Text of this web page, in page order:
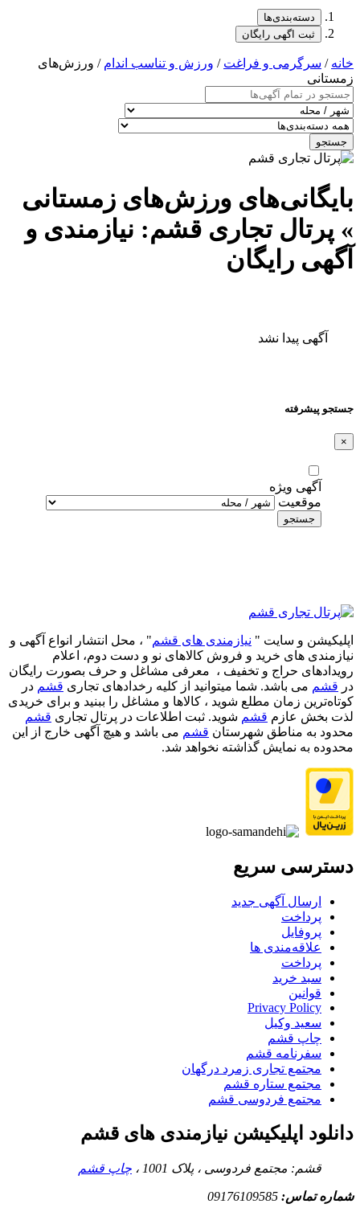
دسته‌بندی‌ها
ثبت اگهی رایگان
خانه / سرگرمی و فراغت / ورزش و تناسب اندام / ورزش‌های
زمستانی
جستجو
بایگانی‌های ورزش‌های زمستانی
» پرتال تجاری قشم: نیازمندی و
آگهی رایگان
آگهی پیدا نشد
جستجو پیشرفته
×
آگهی ویژه
موقعیت
جستجو
اپلیکیشن و سایت " نیازمندی های قشم" ، محل انتشار انواع آگهی و
نیازمندی های خرید و فروش کالاهای نو و دست‌ دوم، اعلام
رویدادهای حراج و تخفیف ، معرفی مشاغل و حرف بصورت رایگان
در قشم می باشد. شما میتوانید از کلیه رخدادهای تجاری قشم در
کوتاه‌ترین زمان مطلع شوید ، کالاها و مشاغل را ببنید و برای خریدی
لذت بخش عازم قشم شوید. ثبت اطلاعات در پرتال تجاری قشم
محدود به مناطق شهرستان قشم می باشد و هیچ آگهی خارج از این
محدوده به نمایش گذاشته نخواهد شد.
دسترسی سریع
ارسال آگهی جدید
پرداخت
پروفایل
علاقه‌مندی ها
پرداخت
سبد خرید
قوانین
Privacy Policy
سعید وکیل
چاپ قشم
سفرنامه قشم
مجتمع تجاری زمرد درگهان
مجتمع ستاره قشم
مجتمع فردوسی قشم
دانلود اپلیکیشن نیازمندی های قشم
قشم: مجتمع فردوسی ، پلاک 1001 ، چاپ قشم
شماره تماس: 09176109585